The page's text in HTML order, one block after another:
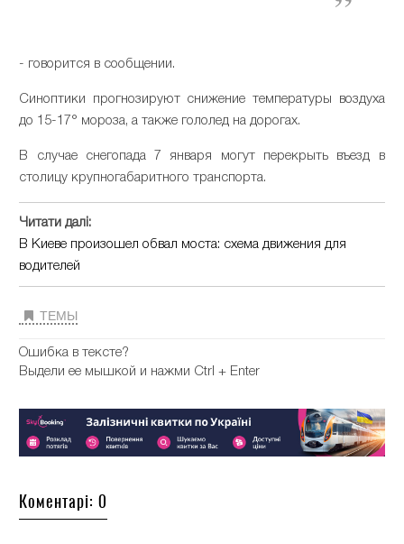
- говорится в сообщении.
Синоптики прогнозируют снижение температуры воздуха
до 15-17° мороза, а также гололед на дорогах.
В случае снегопада 7 января могут перекрыть въезд в
столицу крупногабаритного транспорта.
Читати далі:
В Киеве произошел обвал моста: схема движения для
водителей
ТЕМЫ
Ошибка в тексте?
Выдели ее мышкой и нажми Ctrl + Enter
Коментарі: 0